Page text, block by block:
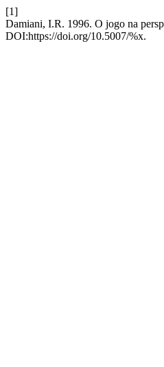
[1]
Damiani, I.R. 1996. O jogo na
DOI:https://doi.org/10.5007/%x.